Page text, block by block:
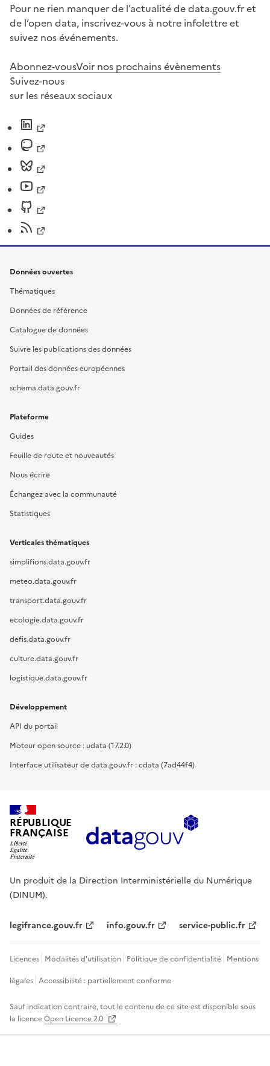
Pour ne rien manquer de l’actualité de data.gouv.fr et
de l’open data, inscrivez-vous à notre infolettre et
suivez nos événements.
Abonnez-vousVoir nos prochains évènements
Suivez-nous
sur les réseaux sociaux
Données ouvertes
Thématiques
Données de référence
Catalogue de données
Suivre les publications des données
Portail des données européennes
schema.data.gouv.fr
Plateforme
Guides
Feuille de route et nouveautés
Nous écrire
Échangez avec la communauté
Statistiques
Verticales thématiques
simplifions.data.gouv.fr
meteo.data.gouv.fr
transport.data.gouv.fr
ecologie.data.gouv.fr
defis.data.gouv.fr
culture.data.gouv.fr
logistique.data.gouv.fr
Développement
API du portail
Moteur open source : udata (17.2.0)
Interface utilisateur de data.gouv.fr : cdata (7ad44f4)
RÉPUBLIQUE
FRANÇAISE
Un produit de la Direction Interministérielle du Numérique
(DINUM).
legifrance.gouv.fr info.gouv.fr service-public.fr
Licences Modalités d'utilisation Politique de confidentialité Mentions
légales Accessibilité : partiellement conforme
Sauf indication contraire, tout le contenu de ce site est disponible sous
la licenceOpen Licence 2.0